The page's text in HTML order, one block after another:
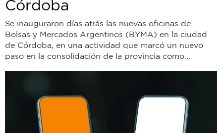
Córdoba
Se inauguraron días atrás las nuevas oficinas de
Bolsas y Mercados Argentinos (BYMA) en la ciudad
de Córdoba, en una actividad que marcó un nuevo
paso en la consolidación de la provincia como...